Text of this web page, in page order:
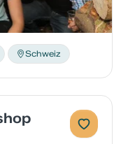
Schweiz